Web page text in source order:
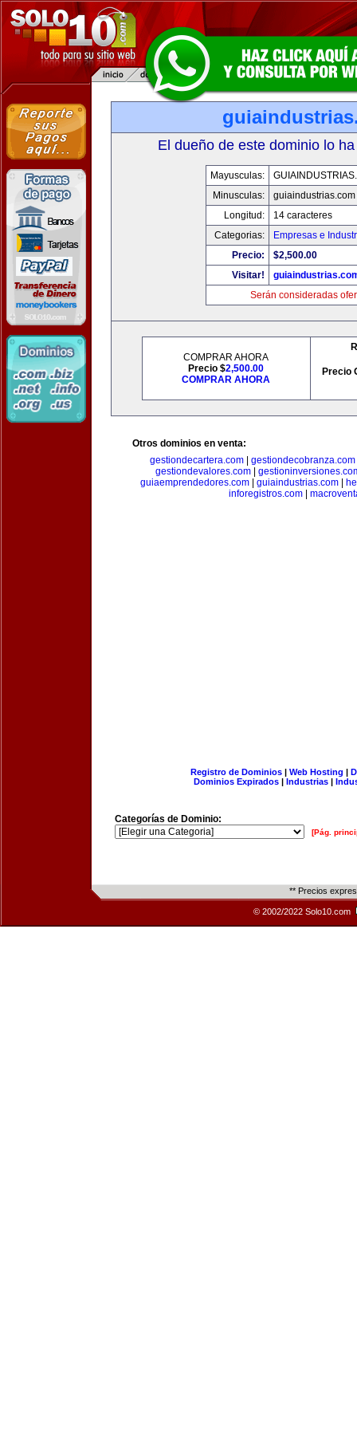
El dueño de este dominio lo
Mayusculas:
Minusculas:
guiaindustrias.com
Longitud:
14 caracteres
Categorias:
Empresas e
Precio:
$2,500.00
Visitar!
Serán consideradas
COMPRAR AHORA
Precio $2,500.00
COMPRAR AHORA
Precio
Otros dominios en venta:
gestiondecartera.com| gestiondecobranza.com
gestiondevalores.com|
guiaemprendedores.com
guiaindustrias.com
inforegistros.com
Registro de Dominios| Web Hosting |
Dominios Expirados | Industrias |
Categorías de Dominio:
[Pág.
** Precios
© 2002/2022 Solo10.com